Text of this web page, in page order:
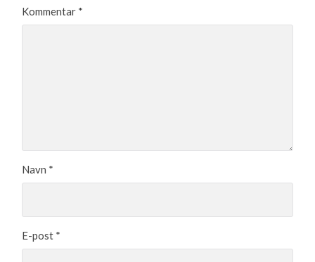
Kommentar *
Navn *
E-post *